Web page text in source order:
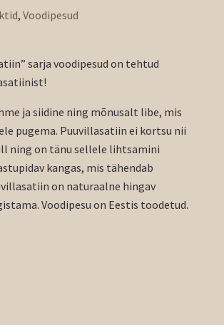
,Voodipesud
sarja voodipesud on tehtud
ja siidine ning mõnusalt libe, mis
pugema. Puuvillasatiin ei kortsu nii
ning on tänu sellele lihtsamini
kangas, mis tähendab
on naturaalne hingav
Voodipesu on Eestis toodetud.